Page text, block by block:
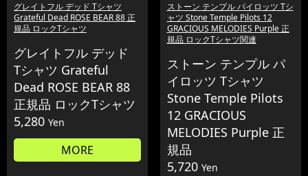
グレイトフル デッド Tシャツ
Grateful Dead ROSE BEAR 88 正
規品 ロックTシャツ
グレイトフル デッド
Tシャツ Grateful
Dead ROSE BEAR 88
正規品 ロックTシャツ
5,280 Yen
MORE
ストーン テンプル パイロッツ Tシ
ャツ Stone Temple Pilots 12
GRACIOUS MELODIES Purple 正
規品 ロックTシャツ関連
ストーン テンプル パ
イロッツ Tシャツ
Stone Temple Pilots
12 GRACIOUS
MELODIES Purple 正
規品
5,720 Yen